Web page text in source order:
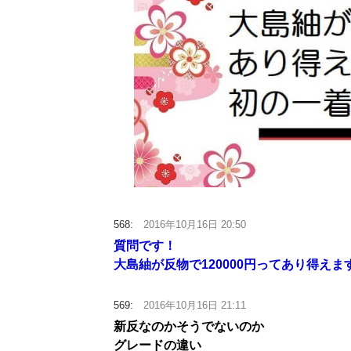
568: 2016年10月16日 20:50
質問です！
大島紬が反物で120000円ってあり得えま
569: 2016年10月16日 21:11
新反なのかそうでないのか
グレードの違い